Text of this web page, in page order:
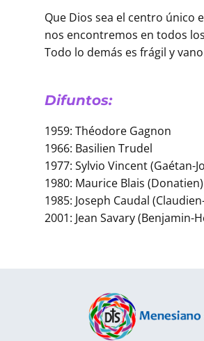
Que Dios sea el centro único
nos encontremos en todos
Todo lo demás es frágil y
Difuntos:
1959: Théodore Gagnon
1966: Basilien Trudel
1977: Sylvio Vincent (Gaétan-
1980: Maurice Blais (Donatien)
1985: Joseph Caudal
2001: Jean Savary (Benjamin-